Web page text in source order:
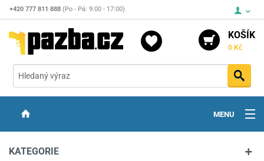
+420 777 811 888 (Po - Pá: 9:00 - 17:00)
KOŠÍK
0 Kč
MENU
KATEGORIE